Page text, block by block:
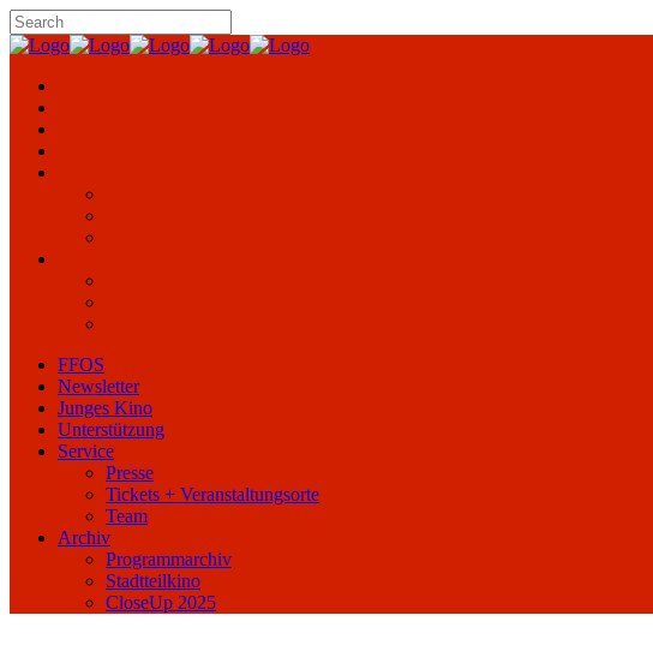
FFOS
Newsletter
Junges Kino
Unterstützung
Service
Presse
Tickets + Veranstaltungsorte
Team
Archiv
Programmarchiv
Stadtteilkino
CloseUp 2025